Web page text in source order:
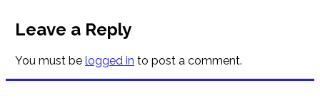
Leave a Reply
You must be logged in to post a comment.